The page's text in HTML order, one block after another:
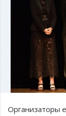
Организаторы